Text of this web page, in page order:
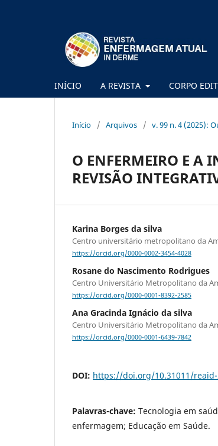
INÍCIO A REVISTA CORPO
Início / Arquivos / v. 99 n. 4 (2025):
O ENFERMEIRO E A
REVISÃO
Karina Borges da silva
Centro universitário metropolitano da
https://orcid.org/0000-0002-3454-4028
Rosane do Nascimento Rodrigues
Centro Universitário Metropolitano da
https://orcid.org/0000-0001-8392-2585
Ana Gracinda Ignácio da silva
Centro Universitário Metropolitano da
https://orcid.org/0000-0001-6439-7842
DOI: https://doi.org/10.31011/reaid-
Palavras-chave: Tecnologia em
enfermagem; Educação em Saúde.